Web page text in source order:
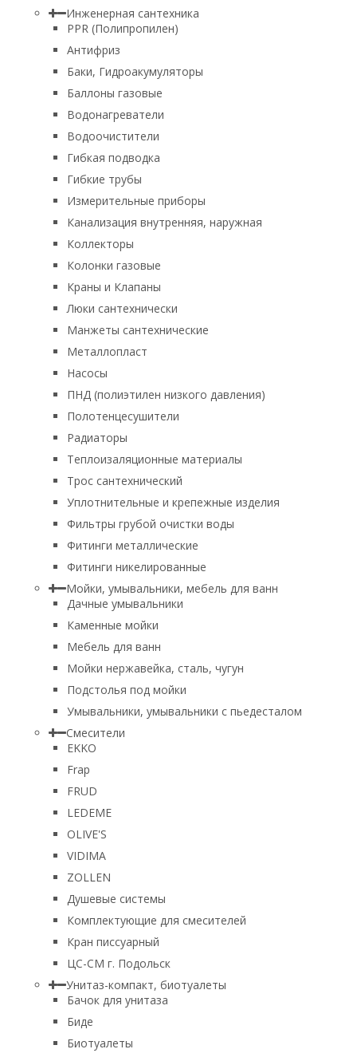
Инженерная сантехника
PPR (Полипропилен)
Антифриз
Баки, Гидроакумуляторы
Баллоны газовые
Водонагреватели
Водоочистители
Гибкая подводка
Гибкие трубы
Измерительные приборы
Канализация внутренняя, наружная
Коллекторы
Колонки газовые
Краны и Клапаны
Люки сантехнически
Манжеты сантехнические
Металлопласт
Насосы
ПНД (полиэтилен низкого давления)
Полотенцесушители
Радиаторы
Теплоизаляционные материалы
Трос сантехнический
Уплотнительные и крепежные изделия
Фильтры грубой очистки воды
Фитинги металлические
Фитинги никелированные
Мойки, умывальники, мебель для ванн
Дачные умывальники
Каменные мойки
Мебель для ванн
Мойки нержавейка, сталь, чугун
Подстолья под мойки
Умывальники, умывальники с пьедесталом
Смесители
EKKO
Frap
FRUD
LEDEME
OLIVE'S
VIDIMA
ZOLLEN
Душевые системы
Комплектующие для смесителей
Кран писсуарный
ЦС-СМ г. Подольск
Унитаз-компакт, биотуалеты
Бачок для унитаза
Биде
Биотуалеты